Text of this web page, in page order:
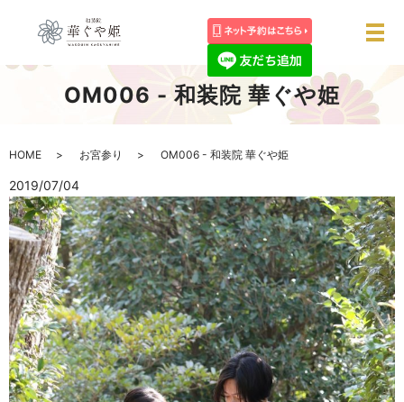
メ
OM006 - 和装院 華ぐや姫
HOME お宮参り OM006 - 和装院 華ぐや姫
2019/07/04